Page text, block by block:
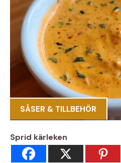
SÅSER & TILLBEHÖR
Sprid kärleken